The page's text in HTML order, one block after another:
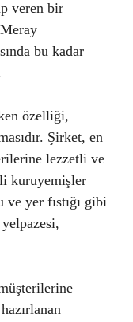
veren bir
bu kadar
özelliği,
Şirket, en
lezzetli ve
kuruyemişler
ve yer fıstığı gibi